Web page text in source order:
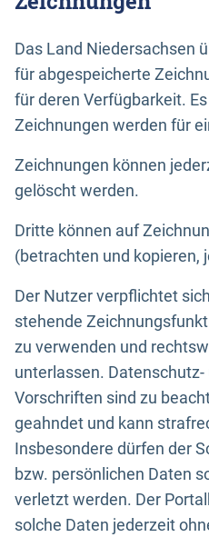
Das Land Niedersachsen
für abgespeicherte
für deren Verfügbarkeit.
Zeichnungen werden für
Zeichnungen können
gelöscht werden.
Dritte können auf
(betrachten und kopieren,
Der Nutzer verpflichtet
stehende
zu verwenden und
unterlassen.
Vorschriften sind zu
geahndet und kann
Insbesondere dürfen der
bzw. persönlichen Daten
verletzt werden. Der
solche Daten jederzeit